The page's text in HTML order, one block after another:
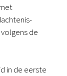
de
in de eerste